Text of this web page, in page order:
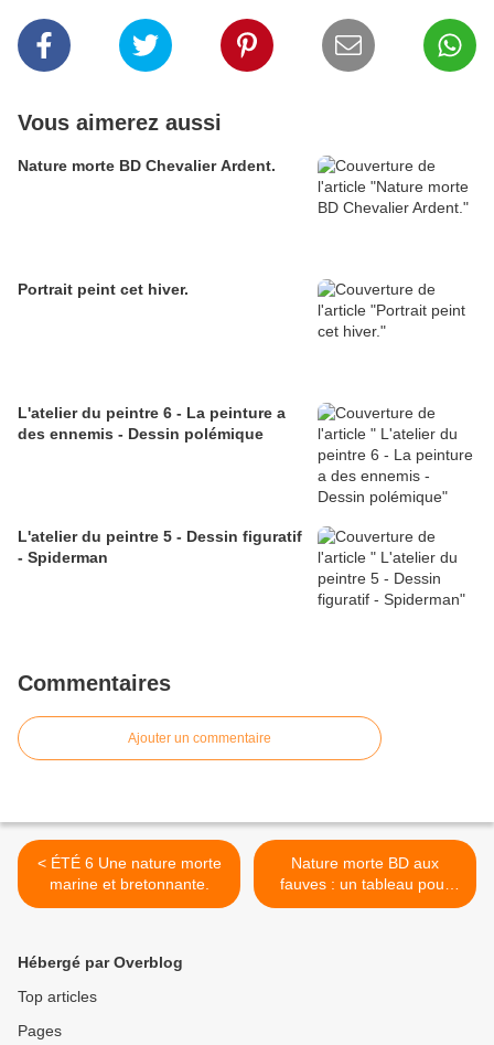
Vous aimerez aussi
Nature morte BD Chevalier Ardent.
Portrait peint cet hiver.
L'atelier du peintre 6 - La peinture a
des ennemis - Dessin polémique
L'atelier du peintre 5 - Dessin figuratif
- Spiderman
Commentaires
Ajouter un commentaire
< ÉTÉ 6 Une nature morte
marine et bretonnante.
Nature morte BD aux
fauves : un tableau pour
jeunes mariés...! >
Hébergé par Overblog
Top articles
Pages